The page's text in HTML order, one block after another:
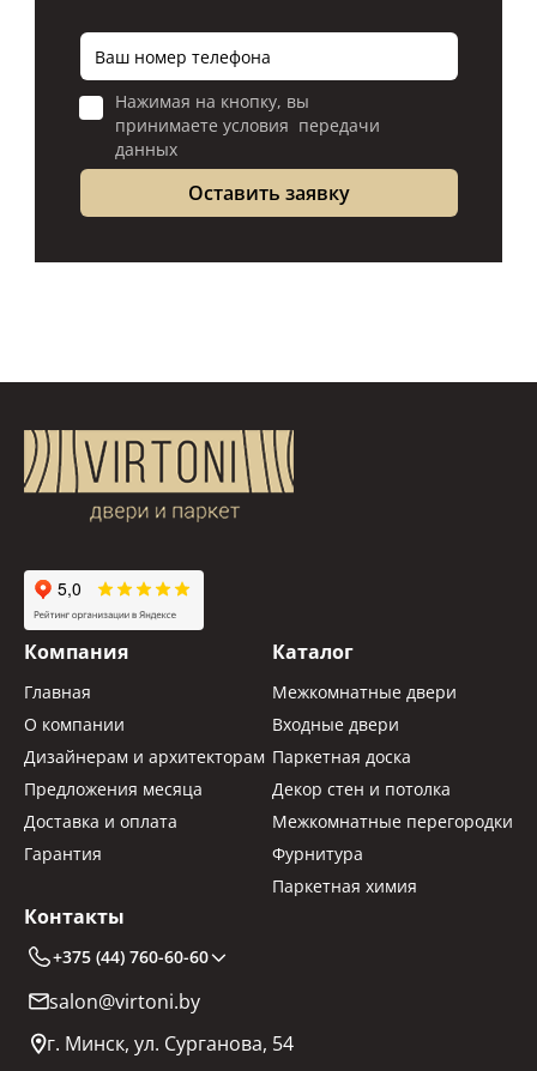
Нажимая на кнопку, вы
принимаете условия передачи
данных
Компания
Главная
О компании
Дизайнерам и архитекторам
Предложения месяца
Доставка и оплата
Гарантия
Каталог
Межкомнатные двери
Входные двери
Паркетная доска
Декор стен и потолка
Межкомнатные перегородки
Фурнитура
Паркетная химия
Контакты
+375 (44) 760-60-60
salon@virtoni.by
г. Минск, ул. Сурганова, 54